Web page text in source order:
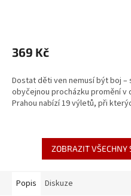
369 Kč
Dostat děti ven nemusí být boj
obyčejnou procházku promění
Prahou nabízí 19 výletů, při
ZOBRAZIT VŠECHNY
Popis Diskuze